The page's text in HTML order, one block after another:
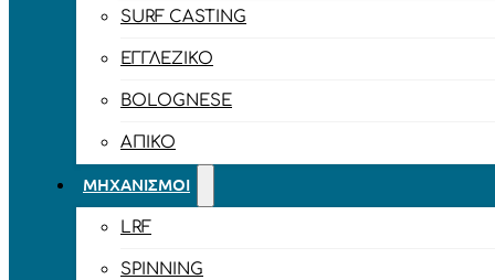
SURF CASTING
ΕΓΓΛΈΖΙΚΟ
BOLOGNESE
ΑΠΊΚΟ
ΜΗΧΑΝΙΣΜΟΊ
LRF
SPINNING